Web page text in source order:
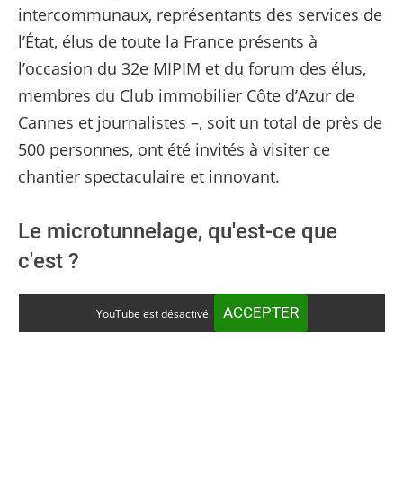
intercommunaux, représentants des services de
l’État, élus de toute la France présents à
l’occasion du 32e MIPIM et du forum des élus,
membres du Club immobilier Côte d’Azur de
Cannes et journalistes –, soit un total de près de
500 personnes, ont été invités à visiter ce
chantier spectaculaire et innovant.
Le microtunnelage, qu'est-ce que
c'est ?
YouTube est désactivé. ACCEPTER